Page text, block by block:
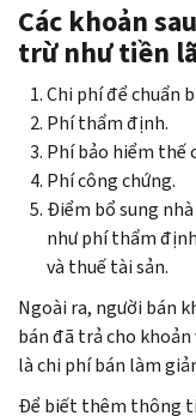
Các khoản
trừ như tiền
Chi phí để chuẩn
Phí thẩm định.
Phí bảo hiểm thế
Phí công chứng.
Điểm bổ sung
như phí thẩm
và thuế tài sản.
Ngoài ra, người bán
bán đã trả cho khoản
là chi phí bán làm
Để biết thêm thông